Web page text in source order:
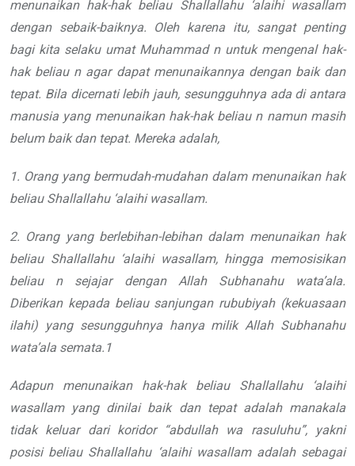
menunaikan hak-hak beliau Shallallahu ‘alaihi wasallam
dengan sebaik-baiknya.
Oleh karena itu, sangat penting
bagi kita selaku umat Muhammad n untuk mengenal hak-
hak beliau n agar dapat menunaikannya dengan baik dan
tepat. Bila dicernati lebih jauh, sesungguhnya ada di antara
manusia yang menunaikan hak-hak beliau n namun masih
belum baik dan tepat. Mereka adalah,
1. Orang yang bermudah-mudahan dalam menunaikan hak
beliau Shallallahu ‘alaihi wasallam.
2. Orang yang berlebihan-lebihan dalam menunaikan hak
beliau Shallallahu ‘alaihi wasallam, hingga memosisikan
beliau n sejajar dengan Allah Subhanahu wata’ala.
Diberikan kepada beliau sanjungan rububiyah (kekuasaan
ilahi) yang sesungguhnya hanya milik Allah Subhanahu
wata’ala semata. 1
Adapun menunaikan hak-hak beliau Shallallahu ‘alaihi
wasallam yang dinilai baik dan tepat adalah manakala
tidak keluar dari koridor “abdullah wa rasuluhu”, yakni
posisi beliau Shallallahu ‘alaihi wasallam adalah sebagai